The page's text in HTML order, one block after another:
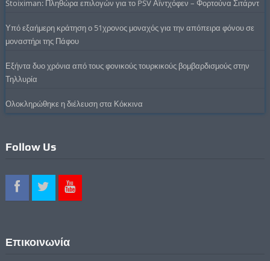
Stoiximan: Πληθώρα επιλογών για το PSV Αϊντχόφεν – Φορτούνα Σιτάρντ
Υπό εξαήμερη κράτηση ο 51χρονος μοναχός για την απόπειρα φόνου σε
μοναστήρι της Πάφου
Εξήντα δυο χρόνια από τους φονικούς τουρκικούς βομβαρδισμούς στην
Τηλλυρία
Ολοκληρώθηκε η διέλευση στα Κόκκινα
Follow Us
Επικοινωνία